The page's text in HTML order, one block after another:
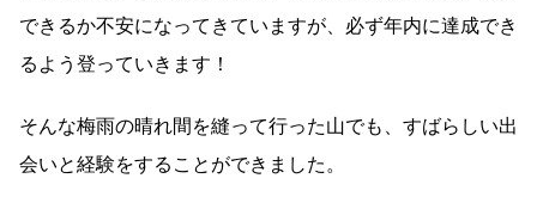
できるか不安になってきていますが、必ず年内に達成でき
るよう登っていきます！
そんな梅雨の晴れ間を縫って行った山でも、すばらしい出
会いと経験をすることができました。